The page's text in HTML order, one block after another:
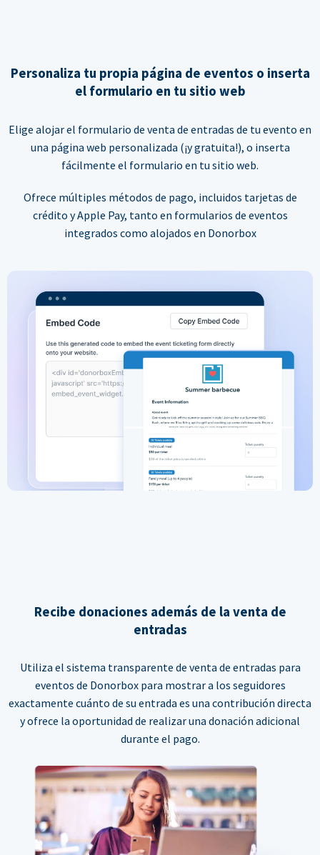
Personaliza tu propia página de eventos o inserta
el formulario en tu sitio web
Elige alojar el formulario de venta de entradas de tu evento en
una página web personalizada (¡y gratuita!), o inserta
fácilmente el formulario en tu sitio web.
Ofrece múltiples métodos de pago, incluidos tarjetas de
crédito y Apple Pay, tanto en formularios de eventos
integrados como alojados en Donorbox
Recibe donaciones además de la venta de
entradas
Utiliza el sistema transparente de venta de entradas para
eventos de Donorbox para mostrar a los seguidores
exactamente cuánto de su entrada es una contribución directa
y ofrece la oportunidad de realizar una donación adicional
durante el pago.